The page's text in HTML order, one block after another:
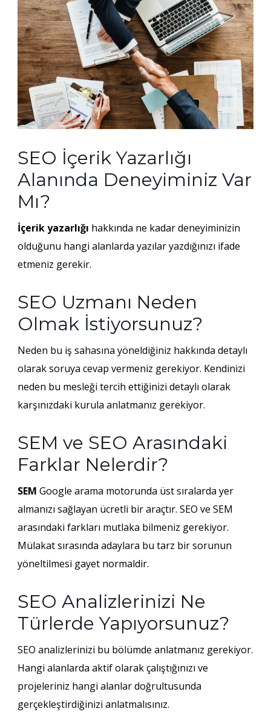
SEO İçerik Yazarlığı
Alanında Deneyiminiz Var
Mı?
İçerik yazarlığı hakkında ne kadar deneyiminizin
olduğunu hangi alanlarda yazılar yazdığınızı ifade
etmeniz gerekir.
SEO Uzmanı Neden
Olmak İstiyorsunuz?
Neden bu iş sahasına yöneldiğiniz hakkında detaylı
olarak soruya cevap vermeniz gerekiyor. Kendinizi
neden bu mesleği tercih ettiğinizi detaylı olarak
karşınızdaki kurula anlatmanız gerekiyor.
SEM ve SEO Arasındaki
Farklar Nelerdir?
SEM Google arama motorunda üst sıralarda yer
almanızı sağlayan ücretli bir araçtır. SEO ve SEM
arasındaki farkları mutlaka bilmeniz gerekiyor.
Mülakat sırasında adaylara bu tarz bir sorunun
yöneltilmesi gayet normaldir.
SEO Analizlerinizi Ne
Türlerde Yapıyorsunuz?
SEO analizlerinizi bu bölümde anlatmanız gerekiyor.
Hangi alanlarda aktif olarak çalıştığınızı ve
projeleriniz hangi alanlar doğrultusunda
gerçekleştirdiğinizi anlatmalısınız.